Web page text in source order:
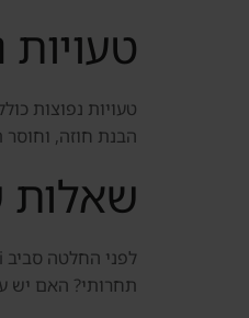
טעויות
טעויות נפוצות
הבנת חוזה,
שאלות
תחרותי? האם יש